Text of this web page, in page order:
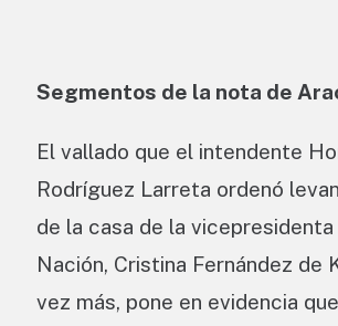
Segmentos de la nota de
El vallado que el intendente
Rodríguez Larreta ordenó
de la casa de la vicepresidenta
Nación, Cristina Fernández de
vez más, pone en evidencia